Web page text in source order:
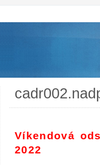
Víkendová
2022